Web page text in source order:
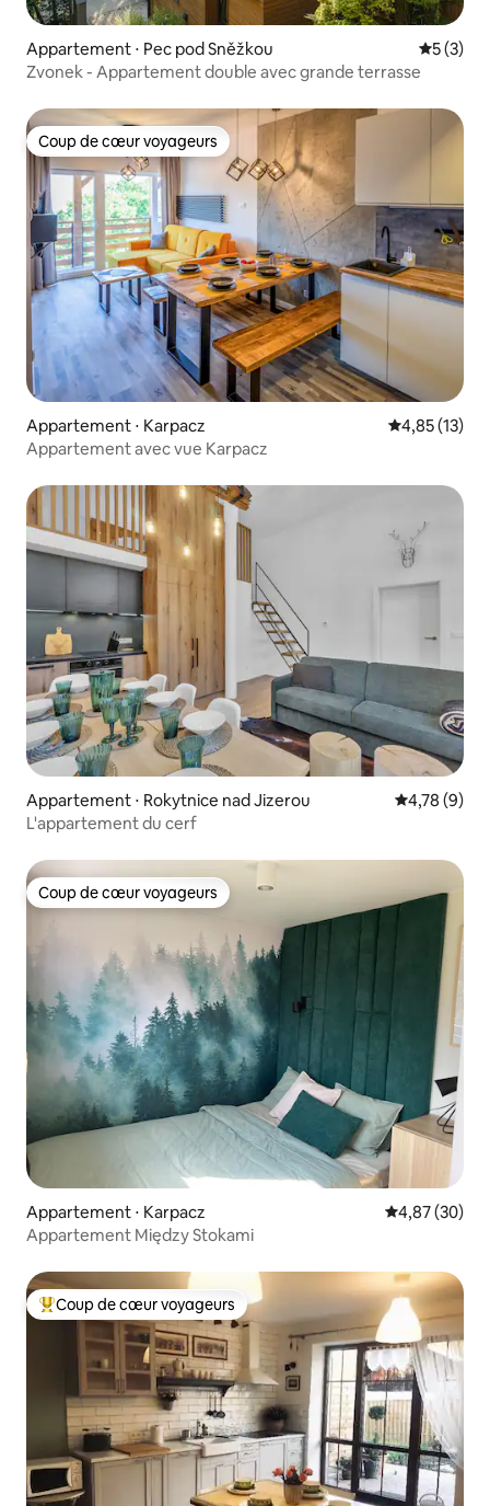
Appartement ⋅ Pec pod Sněžkou
5 (3)
Zvonek - Appartement double avec grande terrasse
Coup de cœur voyageurs
Coup de cœur voyageurs
Appartement ⋅ Karpacz Évaluation
4,85 (13)
Appartement avec vue Karpacz
Appartement ⋅ Rokytnice nad Jizerou Évaluation
4,78 (9)
L'appartement du cerf
Coup de cœur voyageurs
Coup de cœur voyageurs
Appartement ⋅ Karpacz Évaluation
4,87 (30)
Appartement Między Stokami
Coups de cœur voyageurs les plus appréciés
Coup de cœur voyageurs